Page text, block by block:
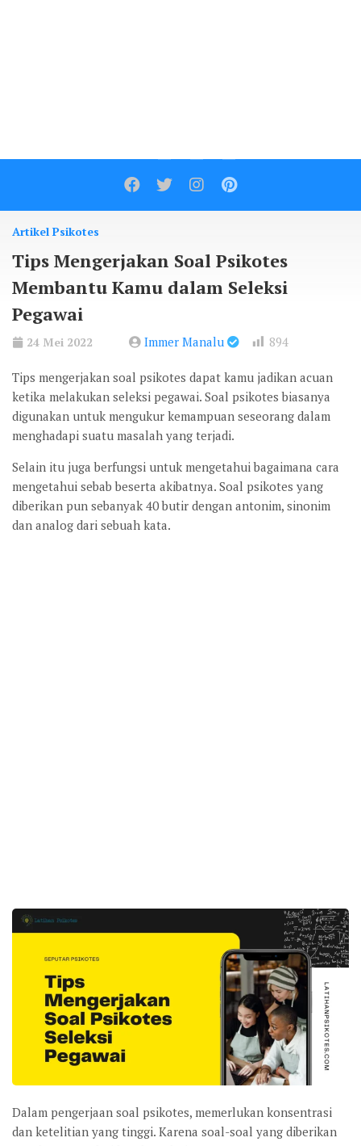
Artikel Psikotes
Tips Mengerjakan Soal Psikotes
Membantu Kamu dalam Seleksi
Pegawai
24 Mei 2022 Immer Manalu 894
Tips mengerjakan soal psikotes dapat kamu jadikan acuan
ketika melakukan seleksi pegawai. Soal psikotes biasanya
digunakan untuk mengukur kemampuan seseorang dalam
menghadapi suatu masalah yang terjadi.
Selain itu juga berfungsi untuk mengetahui bagaimana cara
mengetahui sebab beserta akibatnya. Soal psikotes yang
diberikan pun sebanyak 40 butir dengan antonim, sinonim
dan analog dari sebuah kata.
Dalam pengerjaan soal psikotes, memerlukan konsentrasi
dan ketelitian yang tinggi. Karena soal-soal yang diberikan